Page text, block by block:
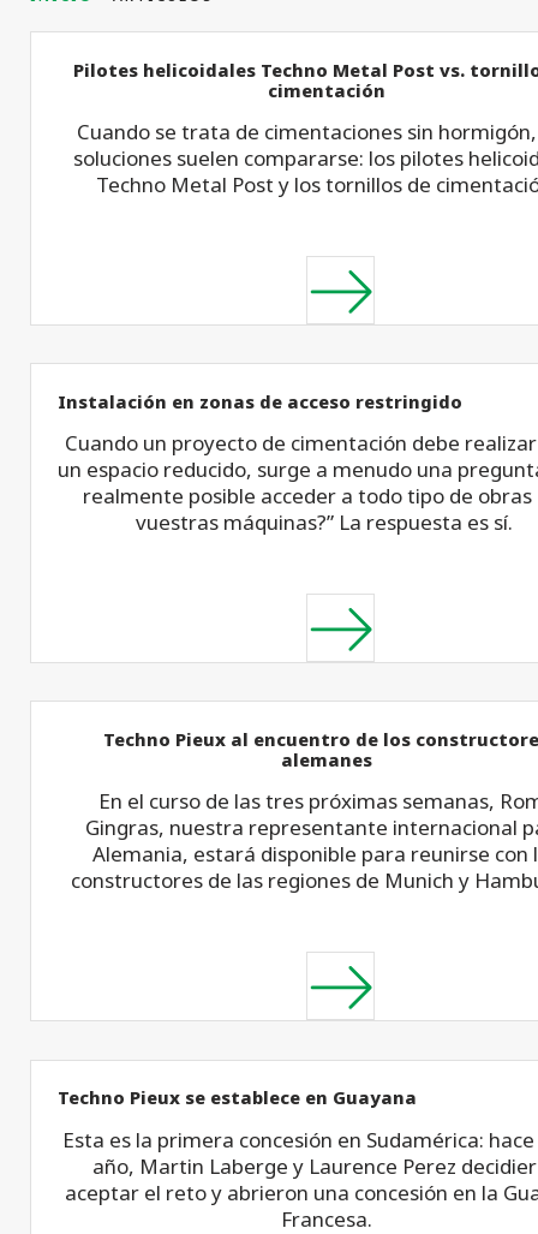
Pilotes helicoidales Techno Metal Post vs.
cimentación
Cuando se trata de cimentaciones sin
soluciones suelen compararse: los pilotes
Techno Metal Post y los tornillos de
Instalación en zonas de acceso restringido
Cuando un proyecto de cimentación debe
un espacio reducido, surge a menudo una
realmente posible acceder a todo tipo de obras
vuestras máquinas?” La respuesta es sí.
Techno Pieux al encuentro de los
alemanes
En el curso de las tres próximas semanas,
Gingras, nuestra representante internacional
Alemania, estará disponible para reunirse con
constructores de las regiones de Munich y
Techno Pieux se establece en Guayana
Esta es la primera concesión en Sudamérica:
año, Martin Laberge y Laurence Perez
aceptar el reto y abrieron una concesión en la
Francesa.